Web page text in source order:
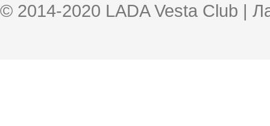
© 2014-2020 LADA Vesta Club |